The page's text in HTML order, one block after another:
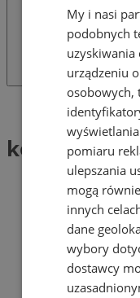
Tag: konkurs
konkurs dla
My i nasi
podobnych
urządzeniu
osobowych,
pomiaru
ulepszania
mogą
innych
dane
wybory
dostawcy